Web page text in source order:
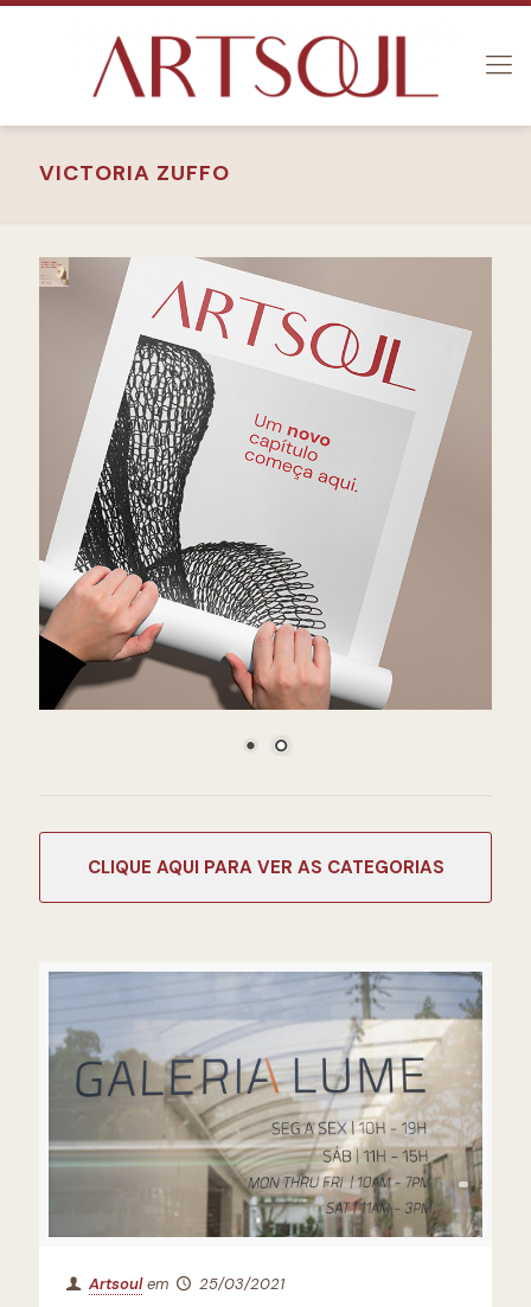
VICTORIA ZUFFO
Artsoul em 25/03/2021
CATEGORIAS